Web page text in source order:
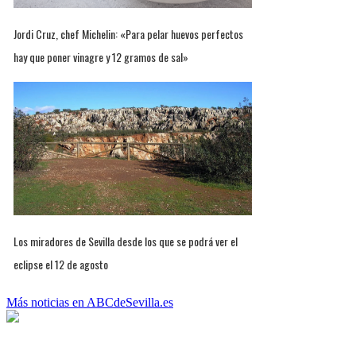
Jordi Cruz, chef Michelin: «Para pelar huevos perfectos
hay que poner vinagre y 12 gramos de sal»
Los miradores de Sevilla desde los que se podrá ver el
eclipse el 12 de agosto
Más noticias en ABCdeSevilla.es